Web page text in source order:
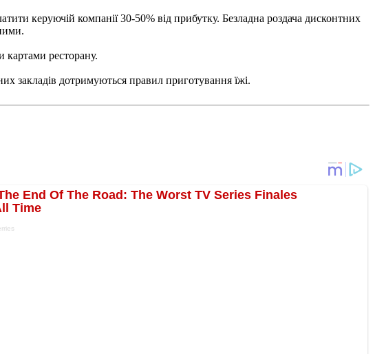
керуючій компанії 30-50% від прибутку. Безладна роздача дисконтних
картами ресторану.
закладів дотримуються правил приготування їжі.